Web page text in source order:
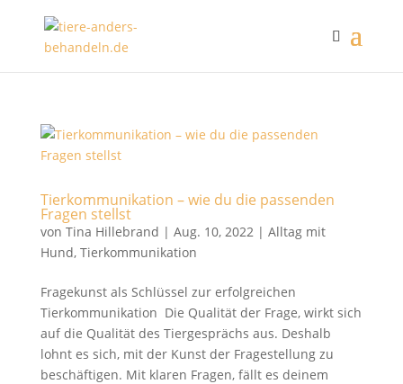
Tierkommunikation – wie du die passenden
Fragen stellst
von Tina Hillebrand | Aug. 10, 2022| Alltag mit
Hund, Tierkommunikation
Fragekunst als Schlüssel zur erfolgreichen
Tierkommunikation Die Qualität der Frage, wirkt sich
auf die Qualität des Tiergesprächs aus. Deshalb
lohnt es sich, mit der Kunst der Fragestellung zu
beschäftigen. Mit klaren Fragen, fällt es deinem